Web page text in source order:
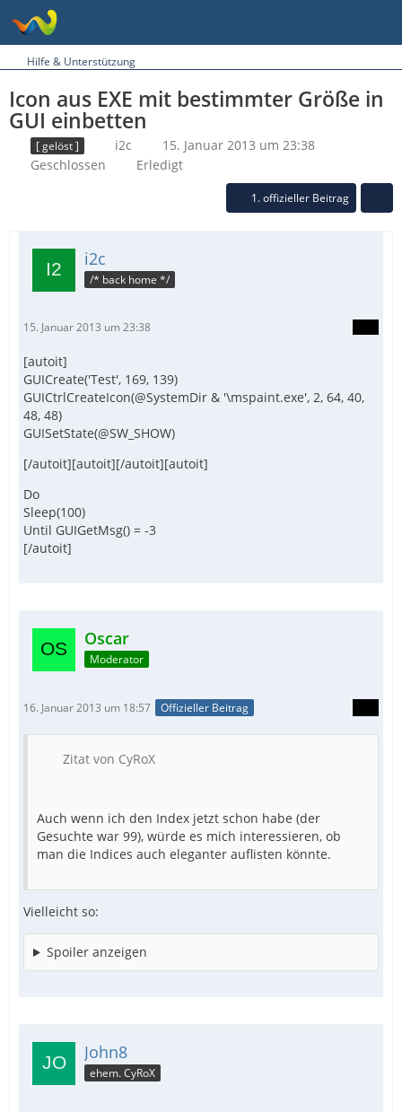
Hilfe & Unterstützung
Icon aus EXE mit bestimmter Größe in
GUI einbetten
[ gelöst ] i2c
15. Januar 2013 um 23:38
Geschlossen
Erledigt
1. offizieller Beitrag
i2c
/* back home */
15. Januar 2013 um 23:38
[autoit]
GUICreate('Test', 169, 139)
GUICtrlCreateIcon(@SystemDir & '\mspaint.exe', 2, 64, 40,
48, 48)
GUISetState(@SW_SHOW)
[/autoit][autoit][/autoit][autoit]
Do
Sleep(100)
Until GUIGetMsg() = -3
[/autoit]
Oscar
Moderator
16. Januar 2013 um 18:57 Offizieller Beitrag
Zitat von CyRoX
Auch wenn ich den Index jetzt schon habe (der
Gesuchte war 99), würde es mich interessieren, ob
man die Indices auch eleganter auflisten könnte.
Vielleicht so:
Spoiler anzeigen
John8
ehem. CyRoX